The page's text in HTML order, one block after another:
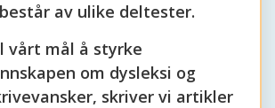
av ulike deltester.
vårt mål å styrke
om dysleksi og
skriver vi artikler